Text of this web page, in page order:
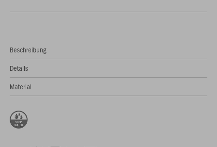
Beschreibung
Details
Material